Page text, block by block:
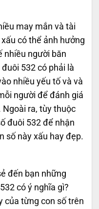
may mắn và tài
có thể ảnh hưởng
nhiều người băn
532 có phải là
nhiều yếu tố và và
người để đánh giá
Ngoài ra, tùy thuộc
đuôi 532 để nhận
số này xấu hay đẹp.
đến bạn những
có ý nghĩa gì?
của từng con số trên